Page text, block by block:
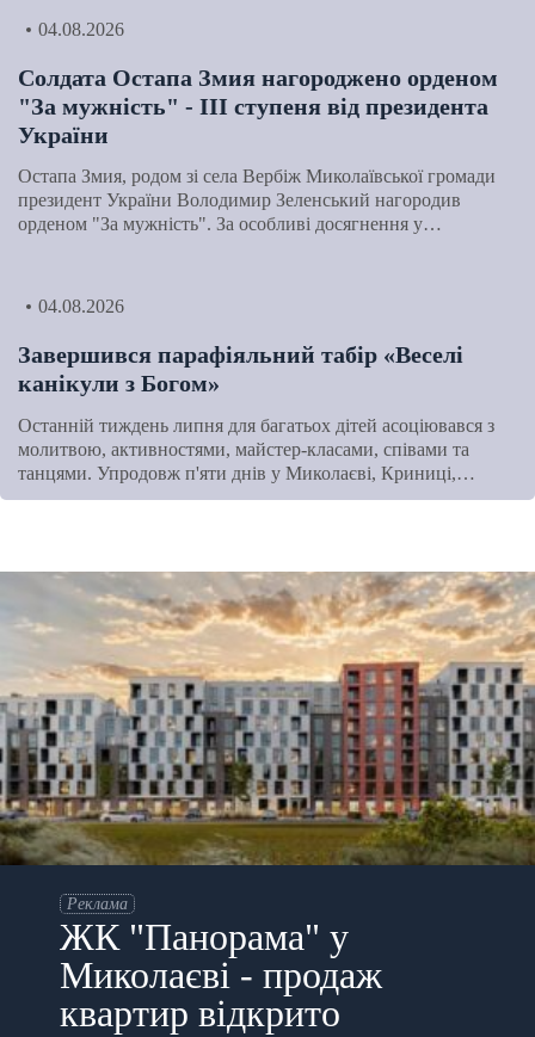
04.08.2026
Солдата Остапа Змия нагороджено орденом
"За мужність" - ІІІ ступеня від президента
України
Остапа Змия, родом зі села Вербіж Миколаївської громади
президент України Володимир Зеленський нагородив
орденом "За мужність". За особливі досягнення у…
04.08.2026
Завершився парафіяльний табір «Веселі
канікули з Богом»
Останній тиждень липня для багатьох дітей асоціювався з
молитвою, активностями, майстер-класами, співами та
танцями. Упродовж п'яти днів у Миколаєві, Криниці,…
Реклама
ЖК "Панорама" у
Миколаєві - продаж
квартир відкрито